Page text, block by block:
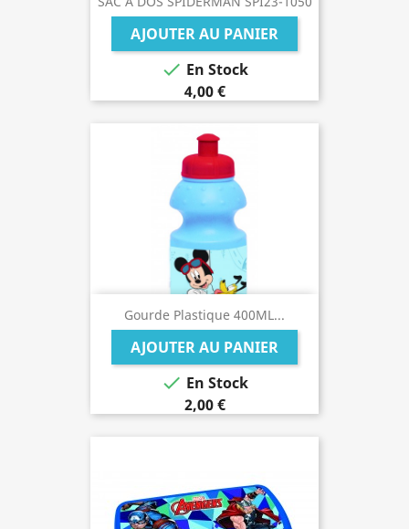
AJOUTER AU PANIER
 En Stock
4,00 €
Gourde Plastique 400ML...
AJOUTER AU PANIER
 En Stock
2,00 €